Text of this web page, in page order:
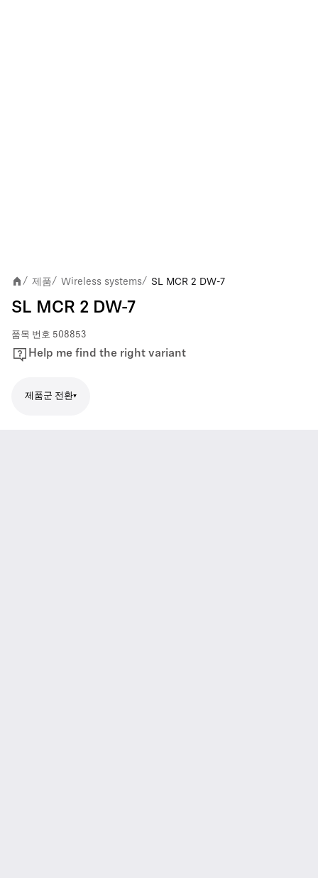
/ 제품/ Wireless systems/ SL MCR 2 DW-7
SL MCR 2 DW-7
품목 번호 508853
Help me find the right variant
제품군 전환